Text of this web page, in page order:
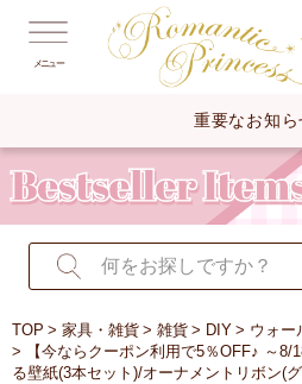
メニュー
重要なお知ら
TOP 家具・雑貨 雑貨 DIY ウォー
【今ならクーポン利用で5％OFF♪ ～
る壁紙(3本セット)/オーナメントリボン(